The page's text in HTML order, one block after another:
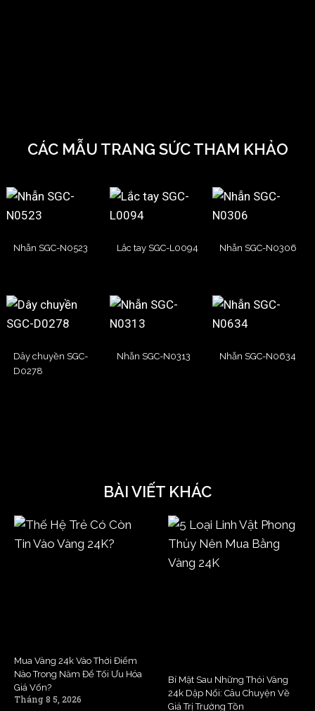
CÁC MẪU TRANG SỨC THAM KHẢO
Nhẫn SGC-N0523 Lắc tay SGC-L0094 Nhẫn SGC-N0306
Dây chuyền SGC-
D0278
Nhẫn SGC-N0313 Nhẫn SGC-N0634
BÀI VIẾT KHÁC
Mua Vàng 24k Vào Thời Điểm
Nào Trong Năm Để Tối Ưu Hóa
Giá Vốn?
Tháng 8 5, 2026
Bí Mật Sau Những Thỏi Vàng
24k Dập Nổi: Câu Chuyện Về
Giá Trị Trường Tồn